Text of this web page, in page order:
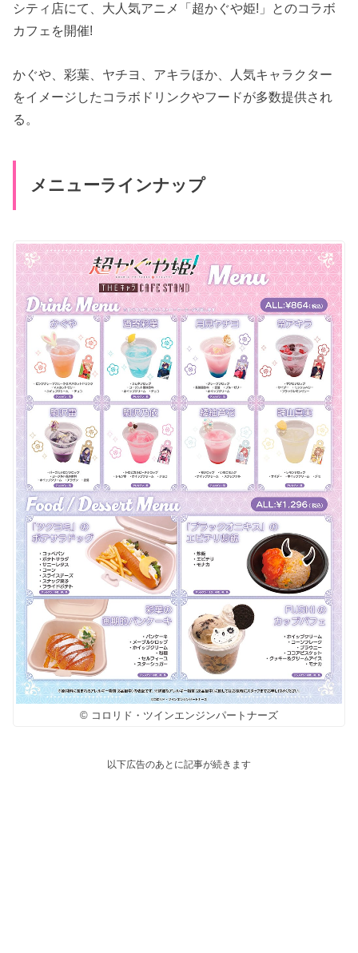
シティ店にて、大人気アニメ「超かぐや姫!」とのコラボ
カフェを開催!
かぐや、彩葉、ヤチヨ、アキラほか、人気キャラクター
をイメージしたコラボドリンクやフードが多数提供され
る。
メニューラインナップ
© コロリド・ツインエンジンパートナーズ
以下広告のあとに記事が続きます